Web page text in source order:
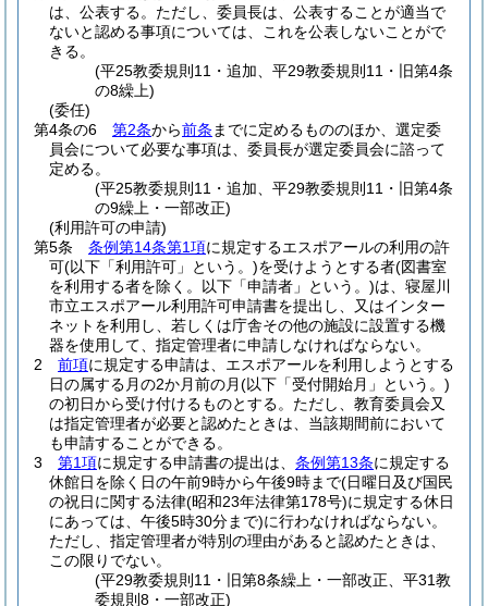
は、公表する。 ただし、委員長は、公表することが適当で
ないと認める事項については、これを公表しないことがで
きる。
(平25教委規則11・追加、平29教委規則11・旧第4条
の8繰上)
(委任)
第4条の6
第2条から前条 までに定めるもののほか、選定委
員会について必要な事項は、委員長が選定委員会に諮って
定める。
(平25教委規則11・追加、平29教委規則11・旧第4条
の9繰上・一部改正)
(利用許可の申請)
第5条
条例第14条第1項に規定するエスポアールの利用の許
可(以下「利用許可」という。)を受けようとする者(図書室
を利用する者を除く。以下「申請者」という。)は、寝屋川
市立エスポアール利用許可申請書を提出し、又はインター
ネットを利用し、若しくは庁舎その他の施設に設置する機
器を使用して、指定管理者に申請しなければならない。
2
前項に規定する申請は、エスポアールを利用しようとする
日の属する月の2か月前の月(以下「受付開始月」という。)
の初日から受け付けるものとする。 ただし、教育委員会又
は指定管理者が必要と認めたときは、当該期間前において
も申請することができる。
3
第1項に規定する申請書の提出は、 条例第13条に規定する
休館日を除く日の午前9時から午後9時まで(日曜日及び国民
の祝日に関する法律(昭和23年法律第178号)に規定する休日
にあっては、午後5時30分まで)に行わなければならない。
ただし、指定管理者が特別の理由があると認めたときは、
この限りでない。
(平29教委規則11・旧第8条繰上・一部改正、平31教
委規則8・一部改正)